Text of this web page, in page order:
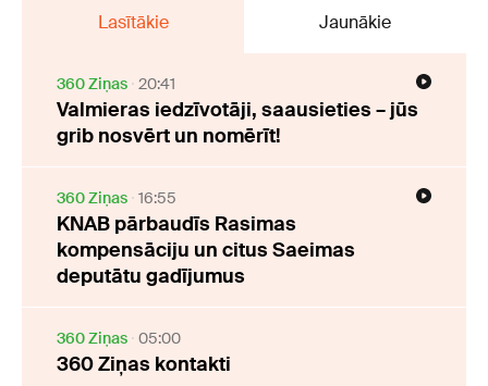
Lasītākie Jaunākie
360 Ziņas 20:41
Valmieras iedzīvotāji, saausieties – jūs
grib nosvērt un nomērīt!
360 Ziņas 16:55
KNAB pārbaudīs Rasimas
kompensāciju un citus Saeimas
deputātu gadījumus
360 Ziņas 05:00
360 Ziņas kontakti